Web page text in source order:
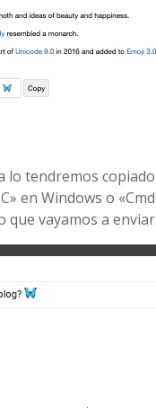
lo tendremos
en Windows o
vayamos a enviar.